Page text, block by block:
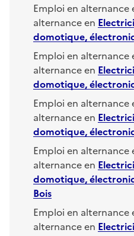
Emploi en
alternance en
domotique,
Emploi en
alternance en
domotique,
Emploi en
alternance en
domotique,
Emploi en
alternance en
domotique,
Bois
Emploi en
alternance en